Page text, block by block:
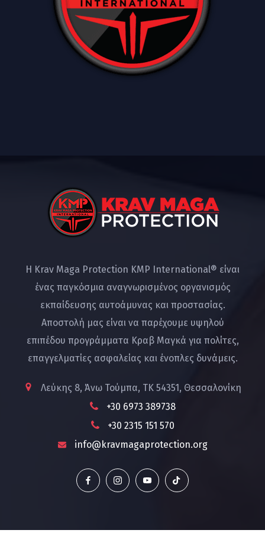
Η Krav Maga Protection KMP International® είναι
ένας παγκόσμια αναγνωρισμένος οργανισμός
εκπαίδευσης αυτοάμυνας και προστασίας.
Αποστολή μας είναι να παρέχουμε υψηλού
επιπέδου προγράμματα Κραβ Μαγκά για πολίτες,
επαγγελματίες ασφαλείας και ένοπλες δυνάμεις.
Λεύκης 8, Άνω Τούμπα, ΤΚ 54351, Θεσσαλονίκη
+30 6973 389738
+30 2315 151 570
info@kravmagaprotection.org